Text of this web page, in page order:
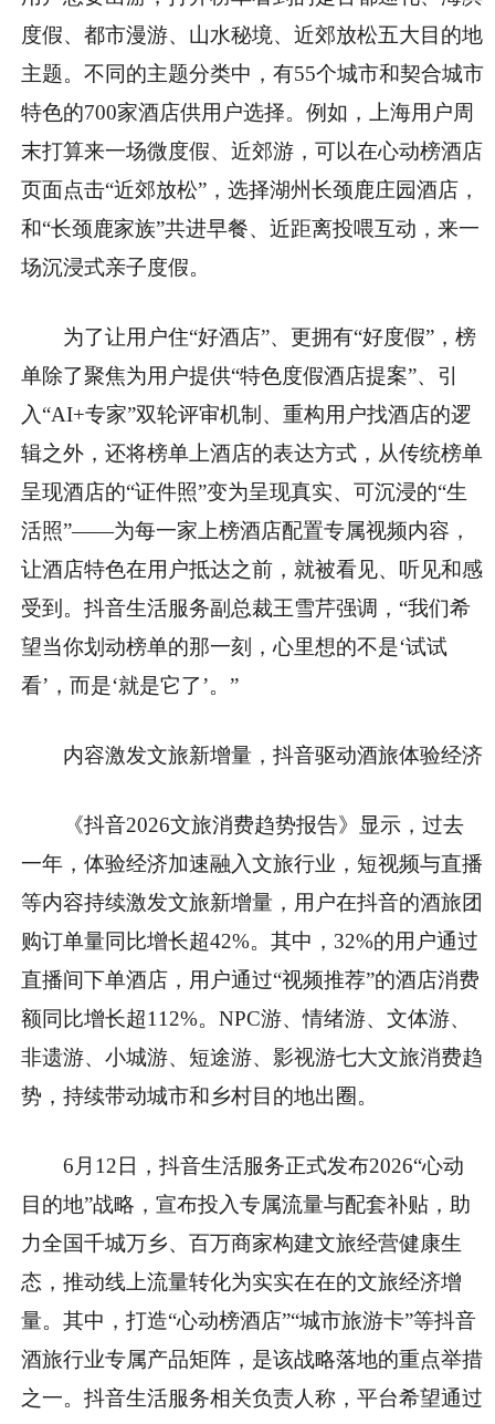
度假、都市漫游、山水秘境、近郊放松五大目的地
主题。不同的主题分类中，有55个城市和契合城市
特色的700家酒店供用户选择。例如，上海用户周
末打算来一场微度假、近郊游，可以在心动榜酒店
页面点击“近郊放松”，选择湖州长颈鹿庄园酒店，
和“长颈鹿家族”共进早餐、近距离投喂互动，来一
场沉浸式亲子度假。
为了让用户住“好酒店”、更拥有“好度假”，榜
单除了聚焦为用户提供“特色度假酒店提案”、引
入“AI+专家”双轮评审机制、重构用户找酒店的逻
辑之外，还将榜单上酒店的表达方式，从传统榜单
呈现酒店的“证件照”变为呈现真实、可沉浸的“生
活照”——为每一家上榜酒店配置专属视频内容，
让酒店特色在用户抵达之前，就被看见、听见和感
受到。抖音生活服务副总裁王雪芹强调，“我们希
望当你划动榜单的那一刻，心里想的不是‘试试
看’，而是‘就是它了’。”
内容激发文旅新增量，抖音驱动酒旅体验经济
《抖音2026文旅消费趋势报告》显示，过去
一年，体验经济加速融入文旅行业，短视频与直播
等内容持续激发文旅新增量，用户在抖音的酒旅团
购订单量同比增长超42%。其中，32%的用户通过
直播间下单酒店，用户通过“视频推荐”的酒店消费
额同比增长超112%。NPC游、情绪游、文体游、
非遗游、小城游、短途游、影视游七大文旅消费趋
势，持续带动城市和乡村目的地出圈。
6月12日，抖音生活服务正式发布2026“心动
目的地”战略，宣布投入专属流量与配套补贴，助
力全国千城万乡、百万商家构建文旅经营健康生
态，推动线上流量转化为实实在在的文旅经济增
量。其中，打造“心动榜酒店”“城市旅游卡”等抖音
酒旅行业专属产品矩阵，是该战略落地的重点举措
之一。抖音生活服务相关负责人称，平台希望通过